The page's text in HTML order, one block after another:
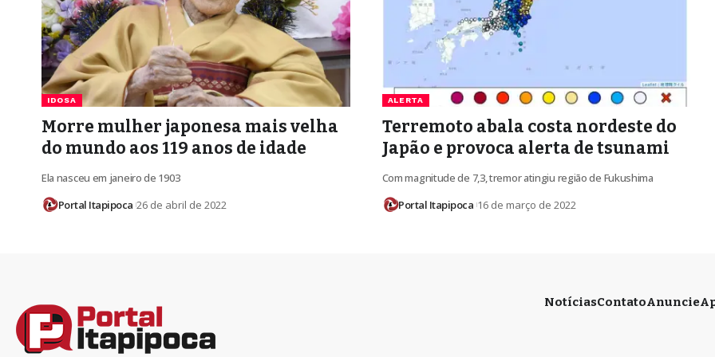
IDOSA
Morre mulher japonesa mais velha
do mundo aos 119 anos de idade
Ela nasceu em janeiro de 1903
Portal Itapipoca 26 de abril de 2022
ALERTA
Terremoto abala costa nordeste do
Japão e provoca alerta de tsunami
Com magnitude de 7,3, tremor atingiu região de Fukushima
Portal Itapipoca 16 de março de 2022
NotíciasContatoAnuncie